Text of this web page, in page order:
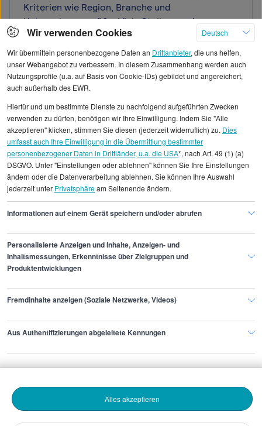
Kriterien wie Region, Branche und
Unternehmensgröße. Viele Stellenanzeigen
enthalten bereits Gehaltsangaben oder -
spannen, was die Orientierung erleichtert.
Zusätzlich können Sie als Fachkaufmann auf
Unternehmenswebsites, spezialisierte
Branchenportale oder berufliche Netzwerke wie
LinkedIn oder Xing zurückgreifen. Networking und
Kontakte zu Personalvermittlern können
ebenfalls wertvolle Türöffner sein. Achten Sie bei
der Stellensuche nicht nur auf das Gehalt,
sondern auch auf Entwicklungsmöglichkeiten,
Unternehmenskultur und Benefits. Ein
Fachkaufmann sollte zudem sein Profil aktuell
halten und aktiv auf interessante Positionen
reagieren, um die besten Chancen zu nutzen.
Finde den Job,
der zu dir passt.
Stepstone
Bewerbende
Wir verwenden Cookies
Deutsch
Wir übermitteln personenbezogene Daten an Drittanbieter, die uns helfen,
unser Webangebot zu verbessern. In diesem Zusammenhang werden auch
Nutzungsprofile (u.a. auf Basis von Cookie-IDs) gebildet und angereichert,
auch außerhalb des EWR.
Hierfür und um bestimmte Dienste zu nachfolgend aufgeführten Zwecken
verwenden zu dürfen, benötigen wir Ihre Einwilligung. Indem Sie "Alle
akzeptieren" klicken, stimmen Sie diesen (jederzeit widerruflich) zu. Dies
umfasst auch Ihre Einwilligung in die Übermittlung bestimmter
personenbezogener Daten in Drittländer, u.a. die USA*, nach Art. 49 (1) (a)
DSGVO. Unter "Einstellungen oder ablehnen" können Sie Ihre Einstellungen
ändern oder die Datenverarbeitung ablehnen. Sie können Ihre Auswahl
jederzeit unter Privatsphäream Seitenende ändern.
Informationen auf einem Gerät speichern und/oder abrufen
Personalisierte Anzeigen und Inhalte, Anzeigen- und
Inhaltsmessungen, Erkenntnisse über Zielgruppen und
Produktentwicklungen
Fremdinhalte anzeigen (Soziale Netzwerke, Videos)
Aus Authentifizierungen abgeleitete Kennungen
Alles akzeptieren